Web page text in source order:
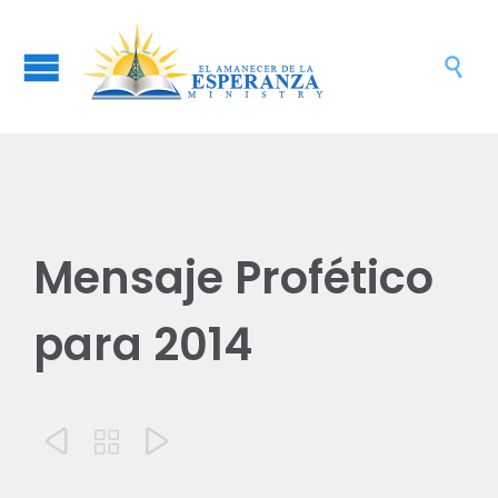

Mensaje Profético
para 2014
  